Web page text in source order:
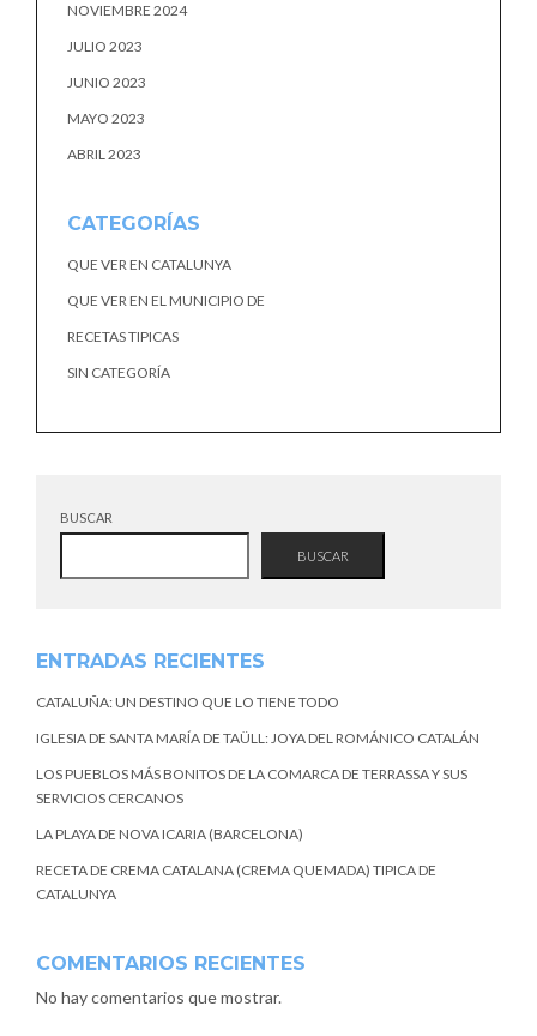
NOVIEMBRE 2024
JULIO 2023
JUNIO 2023
MAYO 2023
ABRIL 2023
CATEGORÍAS
QUE VER EN CATALUNYA
QUE VER EN EL MUNICIPIO DE
RECETAS TIPICAS
SIN CATEGORÍA
BUSCAR
BUSCAR
ENTRADAS RECIENTES
CATALUÑA: UN DESTINO QUE LO TIENE TODO
IGLESIA DE SANTA MARÍA DE TAÜLL: JOYA DEL ROMÁNICO CATALÁN
LOS PUEBLOS MÁS BONITOS DE LA COMARCA DE TERRASSA Y SUS
SERVICIOS CERCANOS
LA PLAYA DE NOVA ICARIA (BARCELONA)
RECETA DE CREMA CATALANA (CREMA QUEMADA) TIPICA DE
CATALUNYA
COMENTARIOS RECIENTES
No hay comentarios que mostrar.